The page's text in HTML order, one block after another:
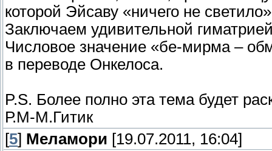
которой Эйсаву «ничего не
Заключаем удивительной
Числовое значение «бе-мирма –
в переводе Онкелоса.
P.S. Более полно эта тема будет
Р.М-М.Гитик
[5] Меламори [19.07.2011, 16:04]